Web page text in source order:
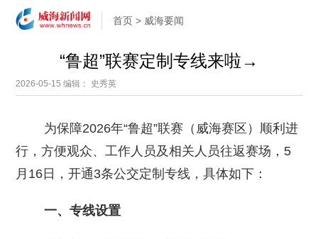
首页 > 威海要闻
“鲁超”联赛定制专线来啦→
2026-05-15编辑： 史秀英
为保障2026年“鲁超”联赛（威海赛区）顺利进
行，方便观众、工作人员及相关人员往返赛场，5
月16日，开通3条公交定制专线，具体如下：
一、专线设置